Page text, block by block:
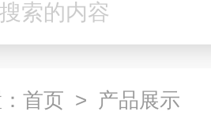
首页 > 产品展示